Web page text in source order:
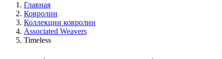
Главная
Ковролин
Коллекции ковролин
Associated Weavers
Timeless